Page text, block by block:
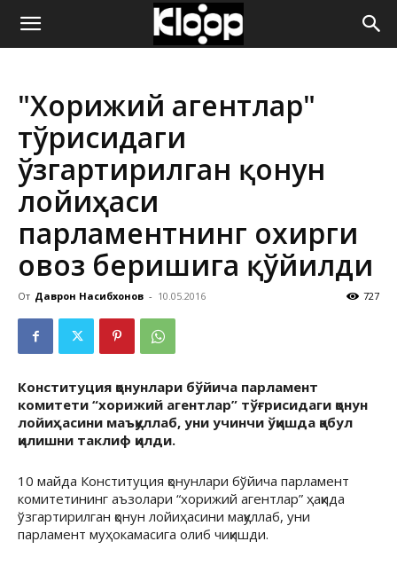
ҚИРҒИЗИСТОН
ЯНГИЛИКЛАРИ
"Хорижий агентлар"
тўғрисидаги
ўзгартирилган қонун
лойиҳаси
парламентнинг охирги
овоз беришига қўйилди
От Даврон Насибхонов - 10.05.2016 727
Конституция қонунлари бўйича парламент
комитети “хорижий агентлар” тўғрисидаги қонун
лойиҳасини маъқуллаб, уни учинчи ўқишда қабул
қилишни таклиф қилди.
10 майда Конституция қонунлари бўйича парламент
комитетининг аъзолари “хорижий агентлар” ҳақида
ўзгартирилган қонун лойиҳасини мақуллаб, уни
парламент муҳокамасига олиб чиқишди.